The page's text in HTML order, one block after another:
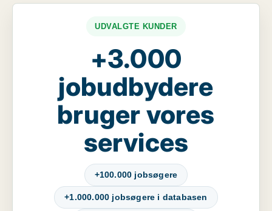
UDVALGTE KUNDER
+3.000
jobudbydere
bruger vores
services
+100.000 jobsøgere
+1.000.000 jobsøgere i databasen